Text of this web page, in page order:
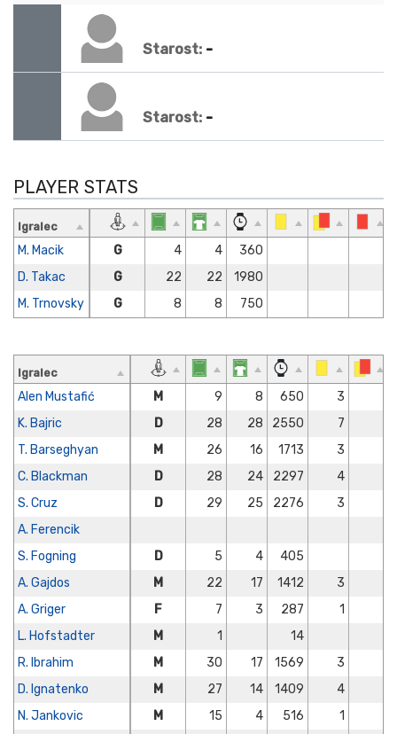
Starost: -
Starost: -
PLAYER STATS
Igralec
M. Macik G 4 4
360
D. Takac
G 22 22
1980
M. Trnovsky
G 8 8 750
Igralec
Alen Mustafić M 9 8 650
3
K. Bajric
D 28 28 2550
7
T. Barseghyan
M 26 16 1713
3
C. Blackman
D 28 24 2297
4
S. Cruz
D 29 25 2276
3
A. Ferencik
S. Fogning
D 5 4
405
A. Gajdos
M 22 17 1412
3
A. Griger
F 7 3 287
1
L. Hofstadter
M 1
14
R. Ibrahim
M 30 17 1569
3
D. Ignatenko
M 27 14 1409
4
N. Jankovic
M 15 4 516
1